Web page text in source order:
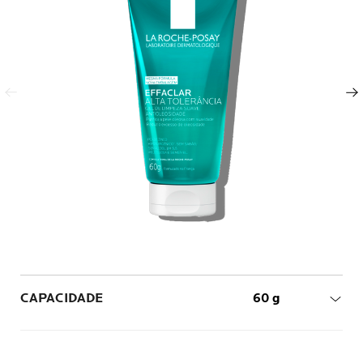
Próximo painel
CAPACIDADE Volume
60 g